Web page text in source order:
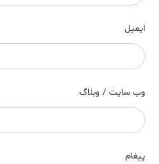
ایمیل
وب سایت / وبلاگ
پیغام